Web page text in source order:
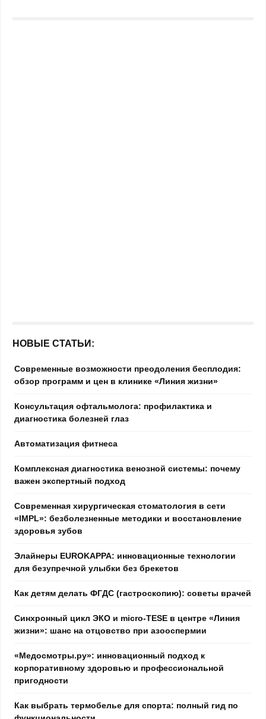
НОВЫЕ СТАТЬИ:
Современные возможности преодоления бесплодия:
обзор программ и цен в клинике «Линия жизни»
Консультация офтальмолога: профилактика и
диагностика болезней глаз
Автоматизация фитнеса
Комплексная диагностика венозной системы: почему
важен экспертный подход
Современная хирургическая стоматология в сети
«IMPL»: безболезненные методики и восстановление
здоровья зубов
Элайнеры EUROKAPPA: инновационные технологии
для безупречной улыбки без брекетов
Как детям делать ФГДС (гастроскопию): советы врачей
Синхронный цикл ЭКО и micro-TESE в центре «Линия
жизни»: шанс на отцовство при азооспермии
«Медосмотры.ру»: инновационный подход к
корпоративному здоровью и профессиональной
пригодности
Как выбрать термобелье для спорта: полный гид по